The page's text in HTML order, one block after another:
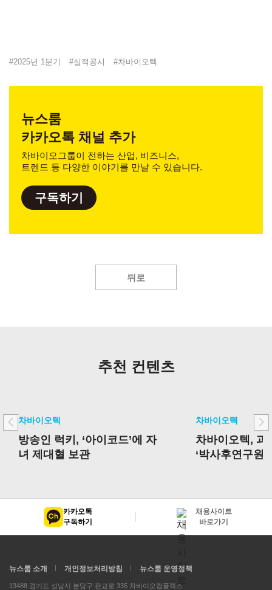
#2025년 1분기 #실적공시 #차바이오텍
뉴스룸
카카오톡 채널 추가
차바이오그룹이 전하는 산업, 비즈니스,
트렌드 등 다양한 이야기를 만날 수 있습니다.
구독하기
뒤로
추천 컨텐츠
차바이오텍
방송인 럭키, ‘아이코드’에 자
녀 제대혈 보관
차바이오텍
차바이오텍,
‘박사후연구원
카카오톡
구독하기
채용사이트
바로가기
뉴스룸 소개 개인정보처리방침 뉴스룸 운영정책
13488 경기도 성남시 분당구 판교로 335 차바이오컴플렉스